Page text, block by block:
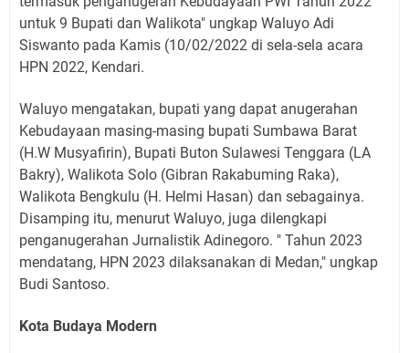
untuk 9 Bupati dan Walikota" ungkap Waluyo Adi
Siswanto pada Kamis (10/02/2022 di sela-sela acara
HPN 2022, Kendari.
Waluyo mengatakan, bupati yang dapat anugerahan
Kebudayaan masing-masing bupati Sumbawa Barat
(H.W Musyafirin), Bupati Buton Sulawesi Tenggara (LA
Bakry), Walikota Solo (Gibran Rakabuming Raka),
Walikota Bengkulu (H. Helmi Hasan) dan sebagainya.
Disamping itu, menurut Waluyo, juga dilengkapi
penganugerahan Jurnalistik Adinegoro. " Tahun 2023
mendatang, HPN 2023 dilaksanakan di Medan," ungkap
Budi Santoso.
Kota Budaya Modern